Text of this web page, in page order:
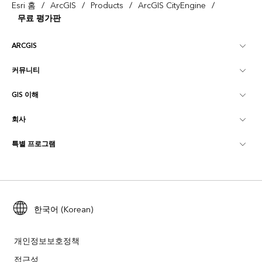
Esri 홈 / ArcGIS / Products / ArcGIS CityEngine /
무료 평가판
ARCGIS
ArcGIS Overview
매핑
ArcGIS Online
Developer Technology
ArcGIS Location Platform
커뮤니티
Esri 커뮤니티
ArcGIS Blog
사용자 리서치 및 테스트
Esri Young Professionals Network
이벤트
GIS 이해
GIS란?
로케이션 인텔리전스
교육
ArcUser
회사
Esri 정보
채용
파트너
특별 프로그램
ArcGIS for Student Use
재난 대응
한국어 (Korean)
개인정보보호정책